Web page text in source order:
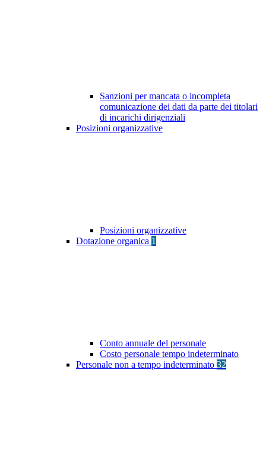
Sanzioni per mancata o incompleta
comunicazione dei dati da parte dei titolari
di incarichi dirigenziali
Posizioni organizzative
Posizioni organizzative
Dotazione organica 1
Conto annuale del personale
Costo personale tempo indeterminato
Personale non a tempo indeterminato 32